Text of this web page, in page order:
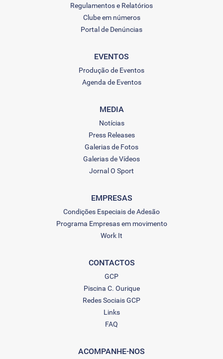
Regulamentos e Relatórios
Clube em números
Portal de Denúncias
EVENTOS
Produção de Eventos
Agenda de Eventos
MEDIA
Notícias
Press Releases
Galerias de Fotos
Galerias de Vídeos
Jornal O Sport
EMPRESAS
Condições Especiais de Adesão
Programa Empresas em movimento
Work It
CONTACTOS
GCP
Piscina C. Ourique
Redes Sociais GCP
Links
FAQ
ACOMPANHE-NOS